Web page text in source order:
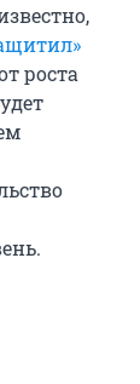
роста